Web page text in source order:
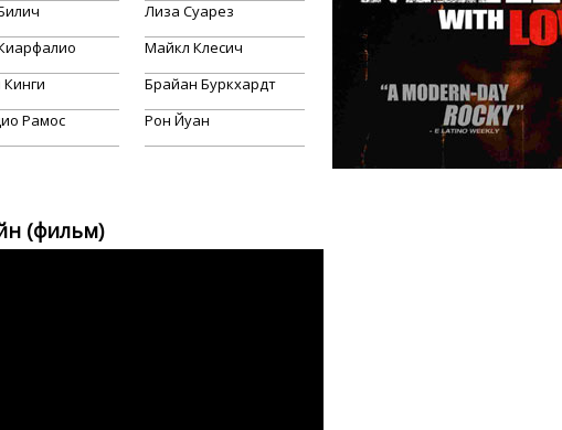
Рамос
Лиза Суарез
Майкл Клесич
Брайан Буркхардт
Рон Йуан
(фильм)